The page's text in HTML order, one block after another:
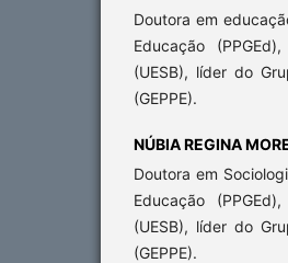
Doutora em
Educação
(UESB), líder do
(GEPPE).
NÚBIA REGINA
Doutora em
Educação
(UESB), líder do
(GEPPE).